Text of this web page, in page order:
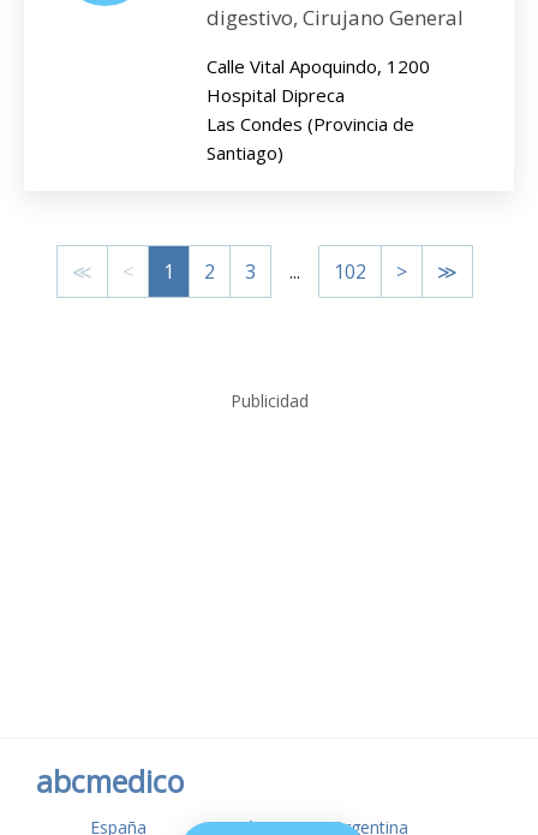
digestivo, Cirujano General
Calle Vital Apoquindo, 1200
Hospital Dipreca
Las Condes (Provincia de
Santiago)
≪ < 1 2 3 ... 102 > ≫
Publicidad
abcmedico
España México Argentina